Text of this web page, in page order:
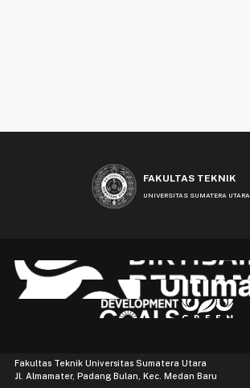
FAKULTAS TEKNIK
UNIVERSITAS SUMATERA UTARA
Fakultas Teknik Universitas Sumatera Utara
Jl. Almamater, Padang Bulan, Kec. Medan Baru